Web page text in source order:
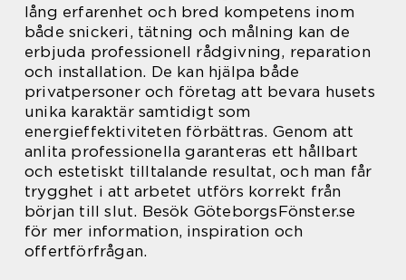
lång erfarenhet och bred kompetens inom
både snickeri, tätning och målning kan de
erbjuda professionell rådgivning, reparation
och installation. De kan hjälpa både
privatpersoner och företag att bevara husets
unika karaktär samtidigt som
energieffektiviteten förbättras. Genom att
anlita professionella garanteras ett hållbart
och estetiskt tilltalande resultat, och man får
trygghet i att arbetet utförs korrekt från
början till slut. Besök GöteborgsFönster.se
för mer information, inspiration och
offertförfrågan.